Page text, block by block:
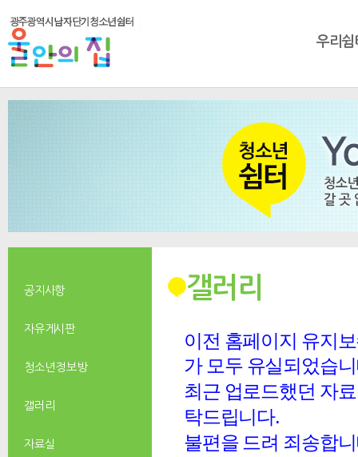
우리쉼
공지사항
자유게시판
청소년 정보방
갤러리
자료실
갤러리
이전 홈페이지 유지
가 모두 유실되었습
최근 업로드했던 자
탁드립니다.
불편을 드려 죄송합